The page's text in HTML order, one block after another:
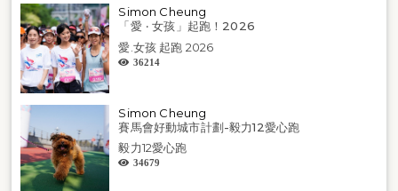
Simon Cheung
「愛 ‧ 女孩」起跑！2026
愛.女孩 起跑 2026
36214
Simon Cheung
賽馬會好動城市計劃-毅力12愛心跑
毅力12愛心跑
34679